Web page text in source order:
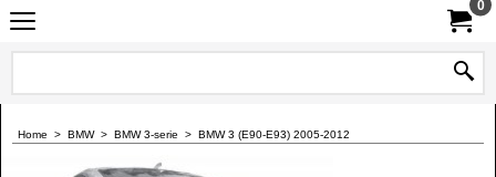
0
Home > BMW> BMW 3-serie > BMW 3 (E90-E93) 2005-2012